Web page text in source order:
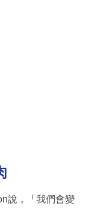
說，「我們會變